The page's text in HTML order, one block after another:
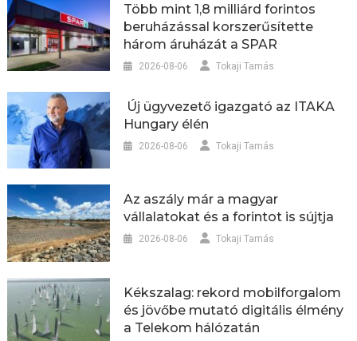
Több mint 1,8 milliárd forintos
beruházással korszerűsítette
három áruházát a SPAR
2026-08-06 Tokaji Tamás
Új ügyvezető igazgató az ITAKA
Hungary élén
2026-08-06 Tokaji Tamás
Az aszály már a magyar
vállalatokat és a forintot is sújtja
2026-08-06 Tokaji Tamás
Kékszalag: rekord mobilforgalom
és jövőbe mutató digitális élmény
a Telekom hálózatán